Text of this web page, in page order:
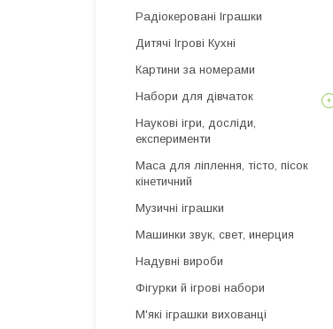
Радіокеровані Іграшки
Дитячі Ігрові Кухні
Картини за номерами
Набори для дівчаток
Наукові ігри, досліди,
експерименти
Маса для ліплення, тісто, пісок
кінетичний
Музичні іграшки
Машинки звук, свет, инерция
Надувні вироби
Фігурки й ігрові набори
М'які іграшки вихованці